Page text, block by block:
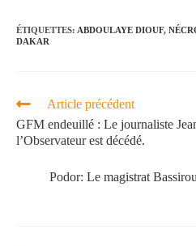
ÉTIQUETTES: ABDOULAYE DIOUF,
DAKAR
Article précédent
GFM endeuillé : Le journaliste
l’Observateur est décédé.
Podor: Le magistrat